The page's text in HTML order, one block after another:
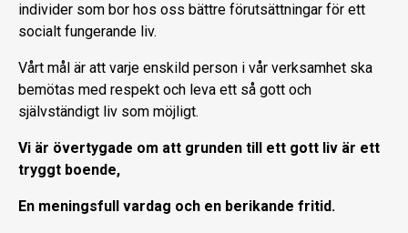
individer som bor hos oss bättre förutsättningar för ett
socialt fungerande liv.
Vårt mål är att varje enskild person i vår verksamhet ska
bemötas med respekt och leva ett så gott och
självständigt liv som möjligt.
Vi är övertygade om att grunden till ett gott liv är ett
tryggt boende,
En meningsfull vardag och en berikande fritid.